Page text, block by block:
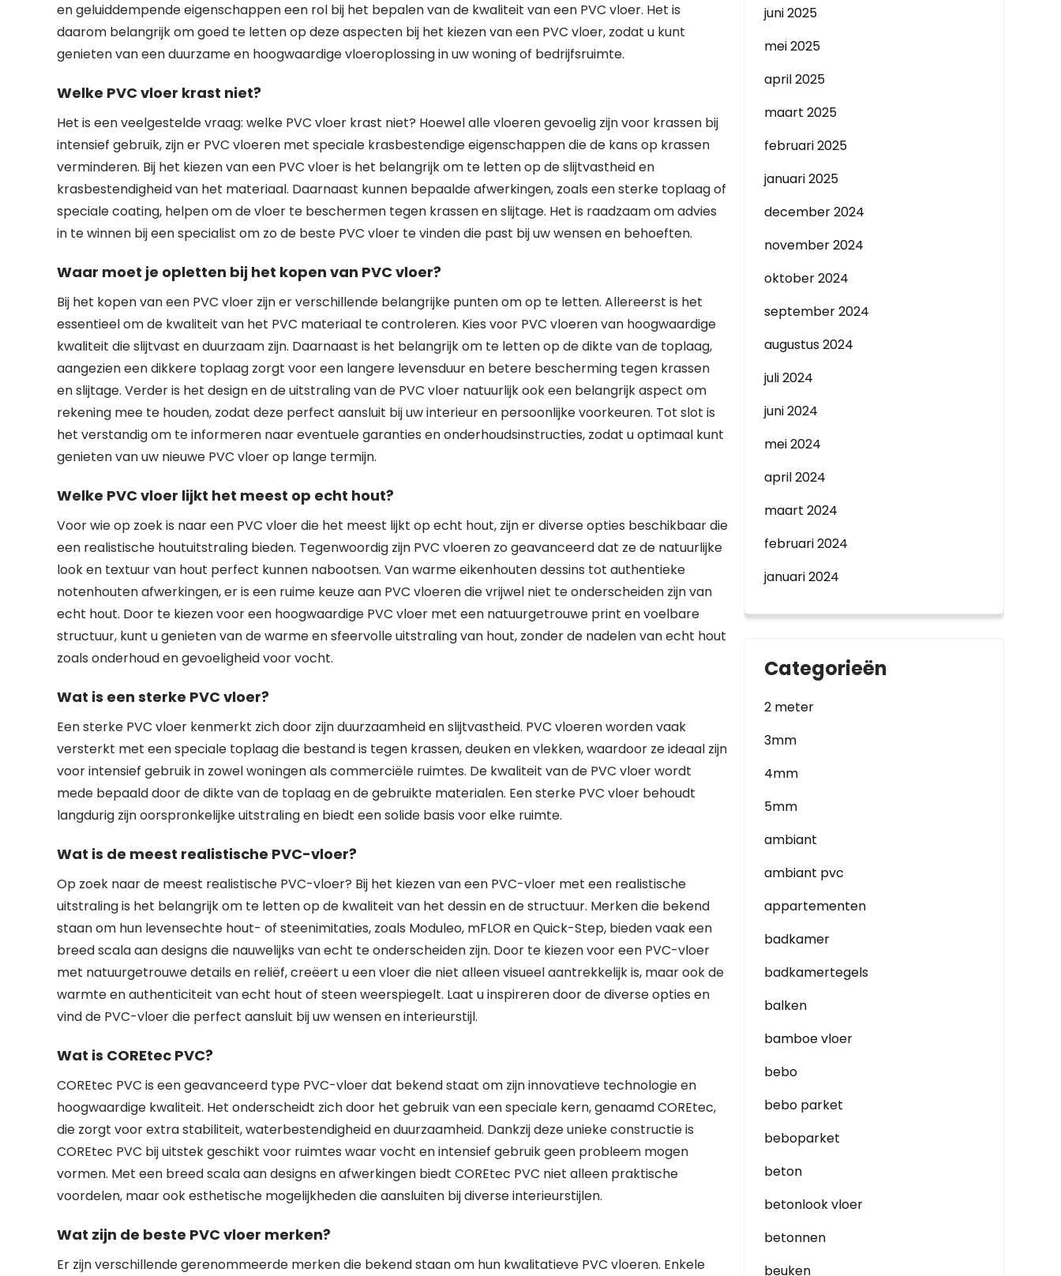
en geluiddempende eigenschappen een rol bij het bepalen van de kwaliteit van een PVC vloer. Het is
daarom belangrijk om goed te letten op deze aspecten bij het kiezen van een PVC vloer, zodat u kunt
genieten van een duurzame en hoogwaardige vloeroplossing in uw woning of bedrijfsruimte.
Welke PVC vloer krast niet?
Het is een veelgestelde vraag: welke PVC vloer krast niet? Hoewel alle vloeren gevoelig zijn voor krassen bij
intensief gebruik, zijn er PVC vloeren met speciale krasbestendige eigenschappen die de kans op krassen
verminderen. Bij het kiezen van een PVC vloer is het belangrijk om te letten op de slijtvastheid en
krasbestendigheid van het materiaal. Daarnaast kunnen bepaalde afwerkingen, zoals een sterke toplaag of
speciale coating, helpen om de vloer te beschermen tegen krassen en slijtage. Het is raadzaam om advies
in te winnen bij een specialist om zo de beste PVC vloer te vinden die past bij uw wensen en behoeften.
Waar moet je opletten bij het kopen van PVC vloer?
Bij het kopen van een PVC vloer zijn er verschillende belangrijke punten om op te letten. Allereerst is het
essentieel om de kwaliteit van het PVC materiaal te controleren. Kies voor PVC vloeren van hoogwaardige
kwaliteit die slijtvast en duurzaam zijn. Daarnaast is het belangrijk om te letten op de dikte van de toplaag,
aangezien een dikkere toplaag zorgt voor een langere levensduur en betere bescherming tegen krassen
en slijtage. Verder is het design en de uitstraling van de PVC vloer natuurlijk ook een belangrijk aspect om
rekening mee te houden, zodat deze perfect aansluit bij uw interieur en persoonlijke voorkeuren. Tot slot is
het verstandig om te informeren naar eventuele garanties en onderhoudsinstructies, zodat u optimaal kunt
genieten van uw nieuwe PVC vloer op lange termijn.
Welke PVC vloer lijkt het meest op echt hout?
Voor wie op zoek is naar een PVC vloer die het meest lijkt op echt hout, zijn er diverse opties beschikbaar die
een realistische houtuitstraling bieden. Tegenwoordig zijn PVC vloeren zo geavanceerd dat ze de natuurlijke
look en textuur van hout perfect kunnen nabootsen. Van warme eikenhouten dessins tot authentieke
notenhouten afwerkingen, er is een ruime keuze aan PVC vloeren die vrijwel niet te onderscheiden zijn van
echt hout. Door te kiezen voor een hoogwaardige PVC vloer met een natuurgetrouwe print en voelbare
structuur, kunt u genieten van de warme en sfeervolle uitstraling van hout, zonder de nadelen van echt hout
zoals onderhoud en gevoeligheid voor vocht.
Wat is een sterke PVC vloer?
Een sterke PVC vloer kenmerkt zich door zijn duurzaamheid en slijtvastheid. PVC vloeren worden vaak
versterkt met een speciale toplaag die bestand is tegen krassen, deuken en vlekken, waardoor ze ideaal zijn
voor intensief gebruik in zowel woningen als commerciële ruimtes. De kwaliteit van de PVC vloer wordt
mede bepaald door de dikte van de toplaag en de gebruikte materialen. Een sterke PVC vloer behoudt
langdurig zijn oorspronkelijke uitstraling en biedt een solide basis voor elke ruimte.
Wat is de meest realistische PVC-vloer?
Op zoek naar de meest realistische PVC-vloer? Bij het kiezen van een PVC-vloer met een realistische
uitstraling is het belangrijk om te letten op de kwaliteit van het dessin en de structuur. Merken die bekend
staan om hun levensechte hout- of steenimitaties, zoals Moduleo, mFLOR en Quick-Step, bieden vaak een
breed scala aan designs die nauwelijks van echt te onderscheiden zijn. Door te kiezen voor een PVC-vloer
met natuurgetrouwe details en reliëf, creëert u een vloer die niet alleen visueel aantrekkelijk is, maar ook de
warmte en authenticiteit van echt hout of steen weerspiegelt. Laat u inspireren door de diverse opties en
vind de PVC-vloer die perfect aansluit bij uw wensen en interieurstijl.
Wat is COREtec PVC?
COREtec PVC is een geavanceerd type PVC-vloer dat bekend staat om zijn innovatieve technologie en
hoogwaardige kwaliteit. Het onderscheidt zich door het gebruik van een speciale kern, genaamd COREtec,
die zorgt voor extra stabiliteit, waterbestendigheid en duurzaamheid. Dankzij deze unieke constructie is
COREtec PVC bij uitstek geschikt voor ruimtes waar vocht en intensief gebruik geen probleem mogen
vormen. Met een breed scala aan designs en afwerkingen biedt COREtec PVC niet alleen praktische
voordelen, maar ook esthetische mogelijkheden die aansluiten bij diverse interieurstijlen.
Wat zijn de beste PVC vloer merken?
Er zijn verschillende gerenommeerde merken die bekend staan om hun kwalitatieve PVC vloeren. Enkele
juni 2025
mei 2025
april 2025
maart 2025
februari 2025
januari 2025
december 2024
november 2024
oktober 2024
september 2024
augustus 2024
juli 2024
juni 2024
mei 2024
april 2024
maart 2024
februari 2024
januari 2024
Categorieën
2 meter
3mm
4mm
5mm
ambiant
ambiant pvc
appartementen
badkamer
badkamertegels
balken
bamboe vloer
bebo
bebo parket
beboparket
beton
betonlook vloer
betonnen
beuken